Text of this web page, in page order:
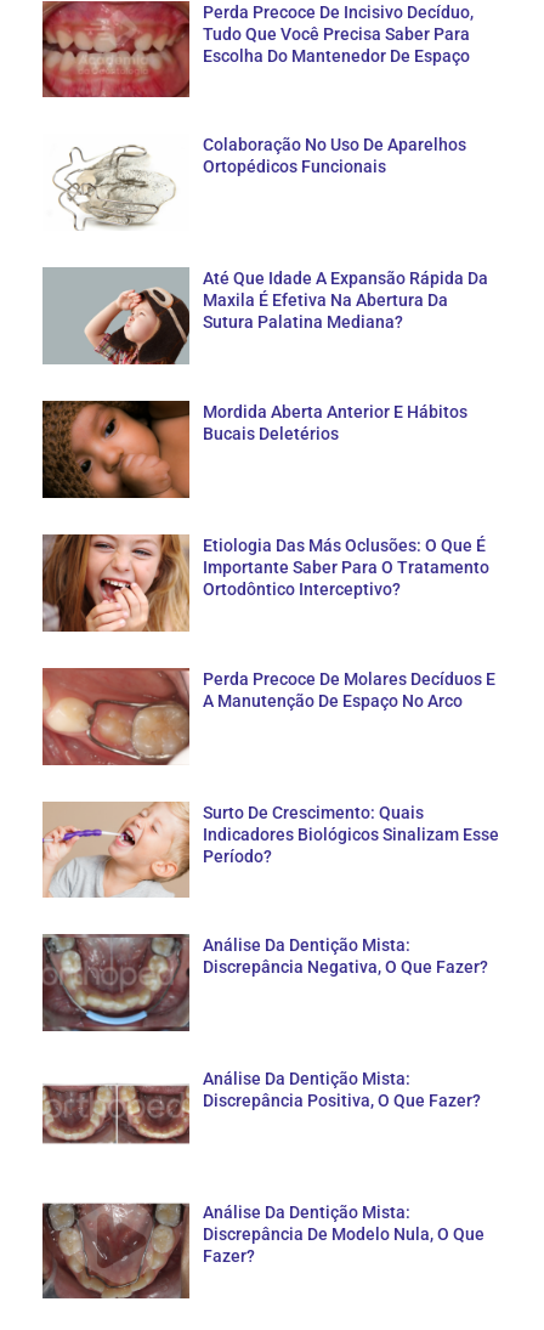
Perda Precoce De Incisivo Decíduo,
Tudo Que Você Precisa Saber Para
Escolha Do Mantenedor De Espaço
Colaboração No Uso De Aparelhos
Ortopédicos Funcionais
Até Que Idade A Expansão Rápida Da
Maxila É Efetiva Na Abertura Da
Sutura Palatina Mediana?
Mordida Aberta Anterior E Hábitos
Bucais Deletérios
Etiologia Das Más Oclusões: O Que É
Importante Saber Para O Tratamento
Ortodôntico Interceptivo?
Perda Precoce De Molares Decíduos E
A Manutenção De Espaço No Arco
Surto De Crescimento: Quais
Indicadores Biológicos Sinalizam Esse
Período?
Análise Da Dentição Mista:
Discrepância Negativa, O Que Fazer?
Análise Da Dentição Mista:
Discrepância Positiva, O Que Fazer?
Análise Da Dentição Mista:
Discrepância De Modelo Nula, O Que
Fazer?